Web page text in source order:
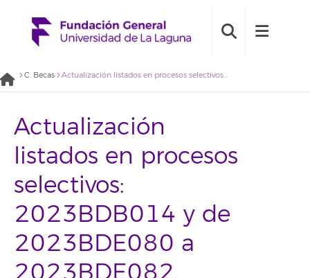
C. Becas Actualización listados en procesos selectivos: 2023BDB014 y de 2023BDE080 a 2023BDE082 [23/01/2023]
Actualización
listados en procesos
selectivos:
2023BDB014 y de
2023BDE080 a